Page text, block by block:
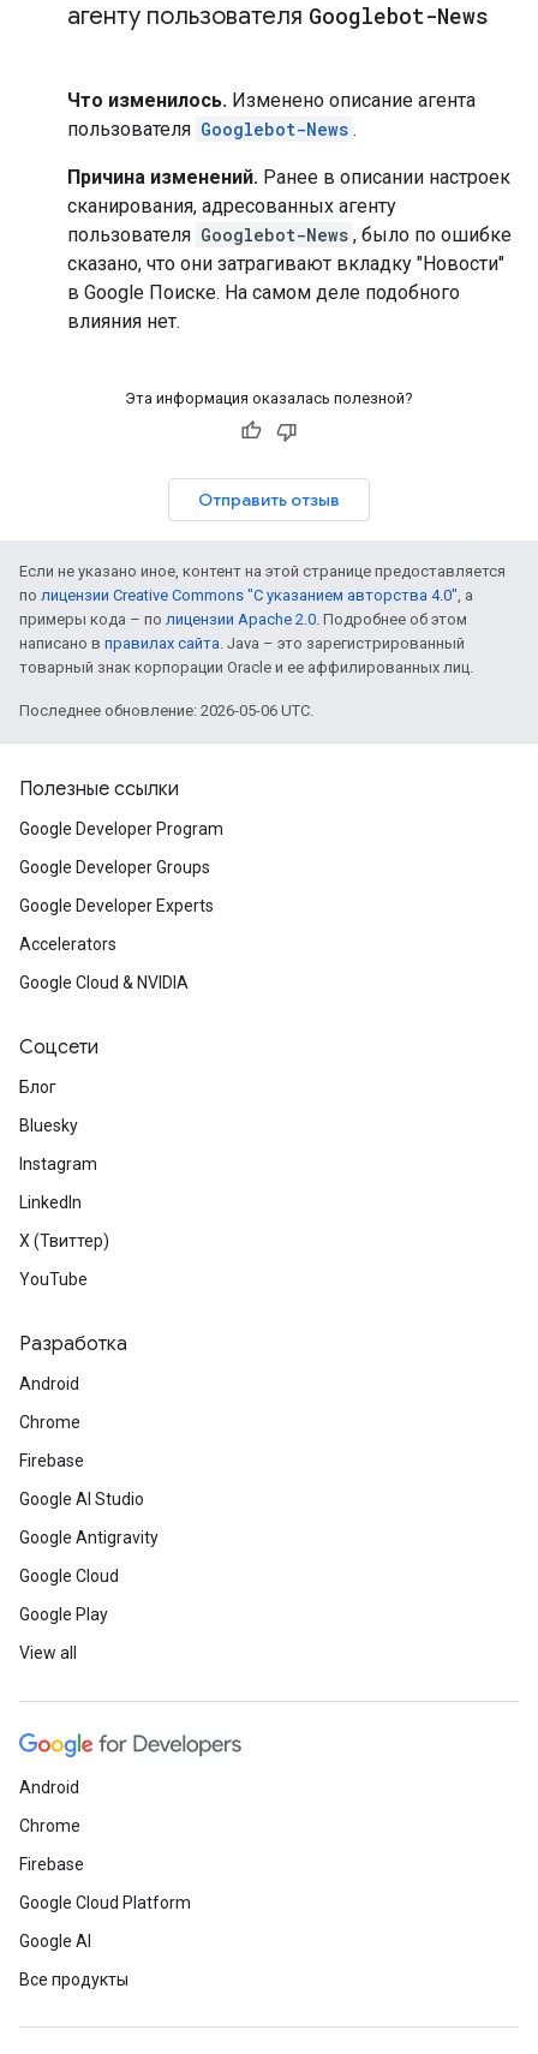
агенту пользователя Googlebot-News
Что изменилось. Изменено описание агента
пользователя Googlebot-News .
Причина изменений. Ранее в описании настроек
сканирования, адресованных агенту
пользователя Googlebot-News , было по ошибке
сказано, что они затрагивают вкладку "Новости"
в Google Поиске. На самом деле подобного
влияния нет.
Эта информация оказалась полезной?
Отправить отзыв
Если не указано иное, контент на этой странице предоставляется
по лицензии Creative Commons "С указанием авторства 4.0", а
примеры кода – по лицензии Apache 2.0. Подробнее об этом
написано в правилах сайта. Java – это зарегистрированный
товарный знак корпорации Oracle и ее аффилированных лиц.
Последнее обновление: 2026-05-06 UTC.
Полезные ссылки
Google Developer Program
Google Developer Groups
Google Developer Experts
Accelerators
Google Cloud & NVIDIA
Соцсети
Блог
Bluesky
Instagram
LinkedIn
X (Твиттер)
YouTube
Разработка
Android
Chrome
Firebase
Google AI Studio
Google Antigravity
Google Cloud
Google Play
View all
Android
Chrome
Firebase
Google Cloud Platform
Google AI
Все продукты